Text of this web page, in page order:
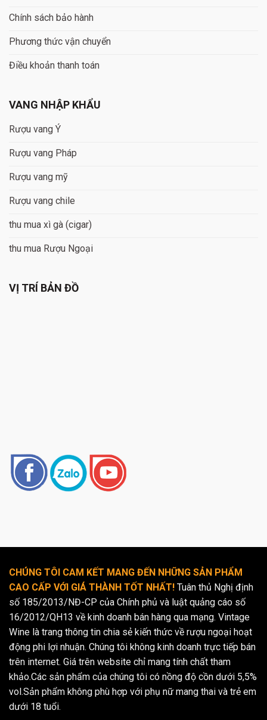
Chính sách bảo hành
Phương thức vận chuyển
Điều khoản thanh toán
VANG NHẬP KHẨU
Rượu vang Ý
Rượu vang Pháp
Rượu vang mỹ
Rượu vang chile
thu mua xì gà (cigar)
thu mua Rượu Ngoại
VỊ TRÍ BẢN ĐỒ
CHÚNG TÔI CAM KẾT MANG ĐẾN NHỮNG SẢN PHẨM
CAO CẤP VỚI GIÁ THÀNH TỐT NHẤT! Tuân thủ Nghị định
số 185/2013/NĐ-CP của Chính phủ và luật quảng cáo số
16/2012/QH13 về kinh doanh bán hàng qua mạng. Vintage
Wine là trang thông tin chia sẻ kiến thức về rượu ngoại hoạt
động phi lợi nhuận. Chúng tôi không kinh doanh trực tiếp bán
trên internet. Giá trên website chỉ mang tính chất tham
khảo.Các sản phẩm của chúng tôi có nồng độ cồn dưới 5,5%
vol.Sản phẩm không phù hợp với phụ nữ mang thai và trẻ em
dưới 18 tuổi.